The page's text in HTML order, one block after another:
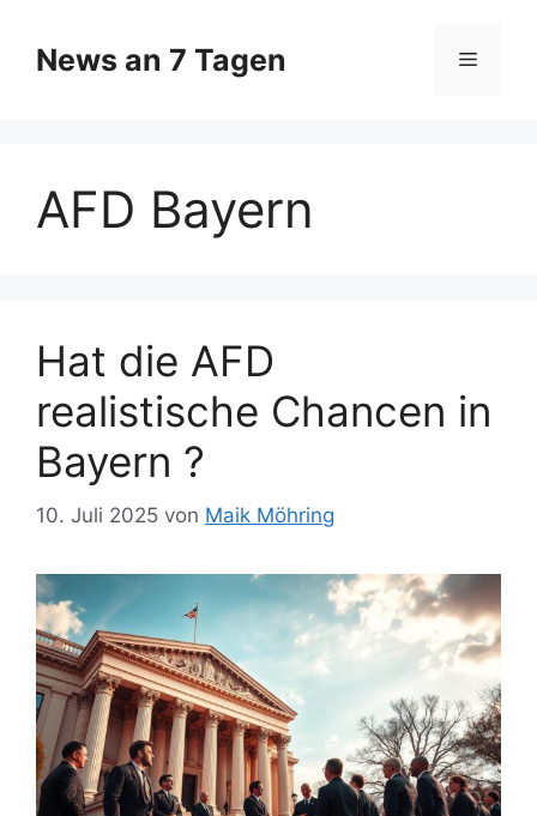
Inhalt
springen
News an 7 Tagen Menü
AFD Bayern
Hat die AFD
realistische Chancen in
Bayern ?
10. Juli 2025 von Maik Möhring